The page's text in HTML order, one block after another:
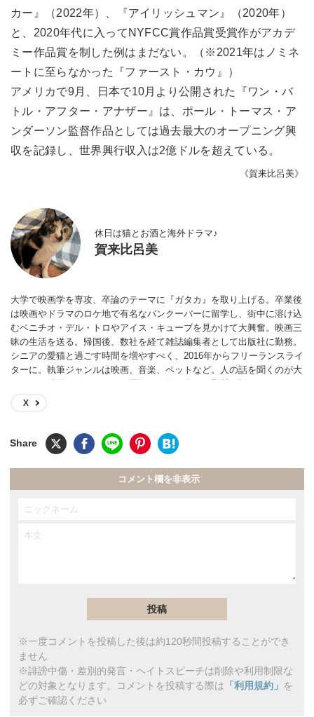
カー』（2022年）、『アイリッシュマン』（2020年）
と、2020年代に入ってNYFCC賞作品賞受賞作がアカデ
ミー作品賞を制した例はまだない。（※2021年はノミネ
ートに至らなかった『ファースト・カウ』）
アメリカで9月、日本で10月より公開された『ワン・バ
トル・アフター・アナザー』は、ポール・トーマス・ア
ンダーソン監督作品としては過去最大のオープニング興
収を記録し、世界興行収入は2億ドルを超えている。
《賀来比呂美》
休日は猫とお酒と海外ドラマ♪
賀来比呂美
大学で映画学を専攻、卒論のテーマに『ガタカ』を取り上げる。卒業後
は映画やドラマのロケ地で有名なバンクーバーに留学し、街中に溶け込
むベニチオ・デル・トロやアイス・キューブを見かけて大興奮。映画三
昧の生活を送る。帰国後、数社を経て雑誌編集者として出版社に勤務。
シニアの愛猫と過ごす時間を増やすべく、2016年からフリーランスライ
ターに。執筆ジャンルは映画、音楽、ペットなど。人の話を聞くのが大
好きで、俳優、ピアニスト、医師など数百名への取材経験あり。
X
コメント欄を非表示
※一度コメントを投稿した後は約120秒間投稿することができ
ません
※誹謗中傷・差別的発言・ヘイトスピーチは削除や利用制限な
どの対象となります。コメントを投稿する際は 「利用規約」 を
必ずご確認ください